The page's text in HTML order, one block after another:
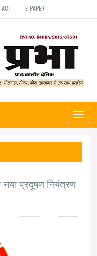
E-PAPER
नया प्रदूषण नियंत्रण